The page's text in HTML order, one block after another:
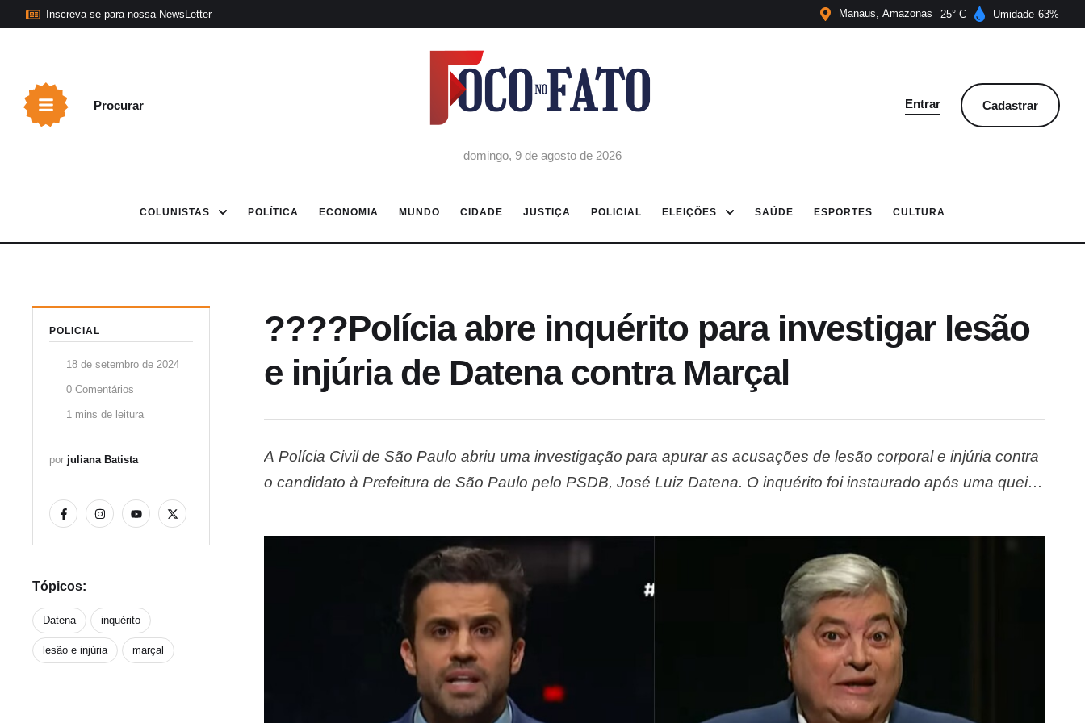
Inscreva-se para nossa NewsLetter Manaus Amazonas 25 Umidade 63
Procurar
domingo, 9 de agosto de 2026
Entrar Cadastrar
COLUNISTAS POLÍTICA ECONOMIA MUNDO CIDADE JUSTIÇA POLICIAL ELEIÇÕES SAÚDE ESPORTES CULTURA
POLICIAL
18 de setembro de 2024
0 Comentários
1 mins de leitura
por juliana Batista
Tópicos:
Datena inquérito
lesão e injúria marçal
????Polícia abre inquérito para investigar lesão
e injúria de Datena contra Marçal
A Polícia Civil de São Paulo abriu uma investigação para apurar as acusações de lesão corporal e injúria contra
o candidato à Prefeitura de São Paulo pelo PSDB, José Luiz Datena. O inquérito foi instaurado após uma queixa
…